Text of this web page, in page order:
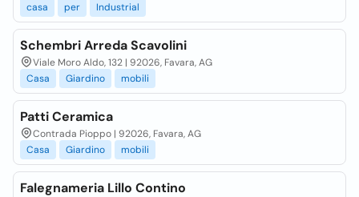
casa
per Industrial
Schembri Arreda Scavolini
Viale Moro Aldo, 132 | 92026, Favara, AG
Casa
Giardino mobili
Patti Ceramica
Contrada Pioppo | 92026, Favara, AG
Casa
Giardino mobili
Falegnameria Lillo Contino